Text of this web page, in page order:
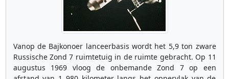
Vanop de Bajkonoer lanceerbasis wordt het 5,9 ton zware
Russische Zond 7 ruimtetuig in de ruimte gebracht. Op 11
augustus 1969 vloog de onbemande Zond 7 op een